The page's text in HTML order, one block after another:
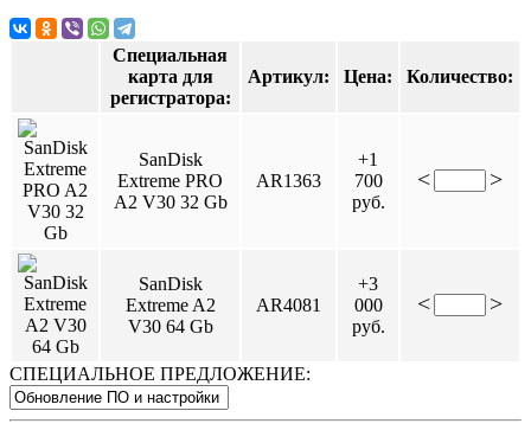
Специальная
карта для
регистратора:
Артикул: Цена: Количество:
SanDisk
Extreme PRO
A2 V30 32 Gb
AR1363
+1
700
руб.
< >
SanDisk
Extreme A2
V30 64 Gb
AR4081
+3
000
руб.
< >
СПЕЦИАЛЬНОЕ ПРЕДЛОЖЕНИЕ: